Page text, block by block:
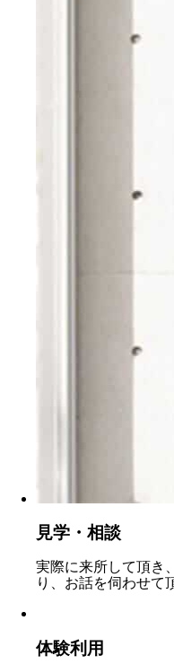
見学・相談
実際に来所して頂き
り、お話を伺わせて
体験利用